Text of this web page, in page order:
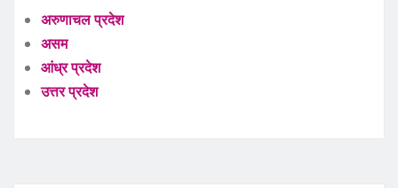
अरुणाचल प्रदेश
असम
आंध्र प्रदेश
उत्तर प्रदेश